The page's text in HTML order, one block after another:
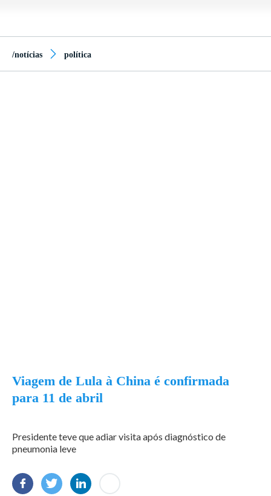
/notícias política
Viagem de Lula à China é confirmada
para 11 de abril
Presidente teve que adiar visita após diagnóstico de
pneumonia leve